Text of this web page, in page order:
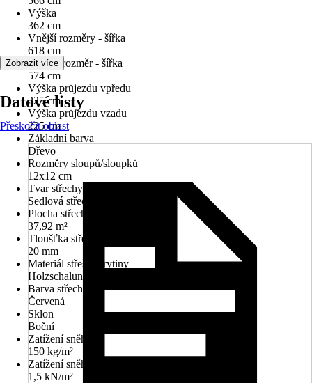
Výška
362 cm
Vnější rozměry - šířka
618 cm
Vnitřní rozměr - šířka
574 cm
Výška průjezdu vpředu
225 cm
Výška průjezdu vzadu
225 cm
Základní barva
Dřevo
Rozměry sloupů/sloupků
12x12 cm
Tvar střechy
Sedlová střecha
Plocha střechy
37,92 m²
Tloušťka střechy
20 mm
Materiál střešní krytiny
Holzschalung, Střešní šindel
Barva střechy
Červená
Sklon
Boční
Zatížení sněhem
150 kg/m²
Zatížení sněhem
1,5 kN/m²
Zobrazit více
Datové listy
Přeskočit oblast